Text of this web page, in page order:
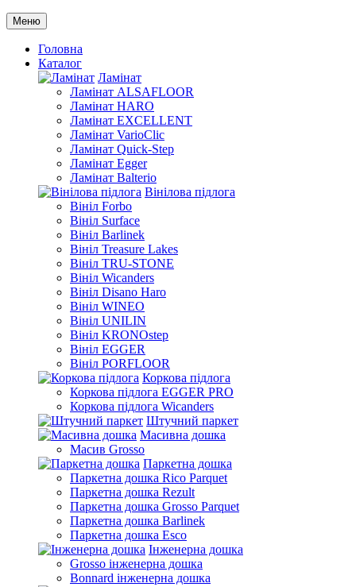
Меню
Головна
Каталог
Ламінат
Ламінат ALSAFLOOR
Ламінат HARO
Ламінат EXCELLENT
Ламінат VarioClic
Ламінат Quick-Step
Ламінат Egger
Ламінат Balterio
Вінілова підлога
Вініл Forbo
Вініл Surface
Вініл Barlinek
Вініл Treasure Lakes
Вініл TRU-STONE
Вініл Wicanders
Вініл Disano Haro
Вініл WINEO
Вініл UNILIN
Вініл KRONOstep
Вініл EGGER
Вініл PORFLOOR
Коркова підлога
Коркова підлога EGGER PRO
Коркова підлога Wicanders
Штучний паркет
Масивна дошка
Масив Grosso
Паркетна дошка
Паркетна дошка Rico Parquet
Паркетна дошка Rezult
Паркетна дошка Grosso Parquet
Паркетна дошка Barlinek
Паркетна дошка Esco
Інженерна дошка
Grosso інженерна дошка
Bonnard інженерна дошка